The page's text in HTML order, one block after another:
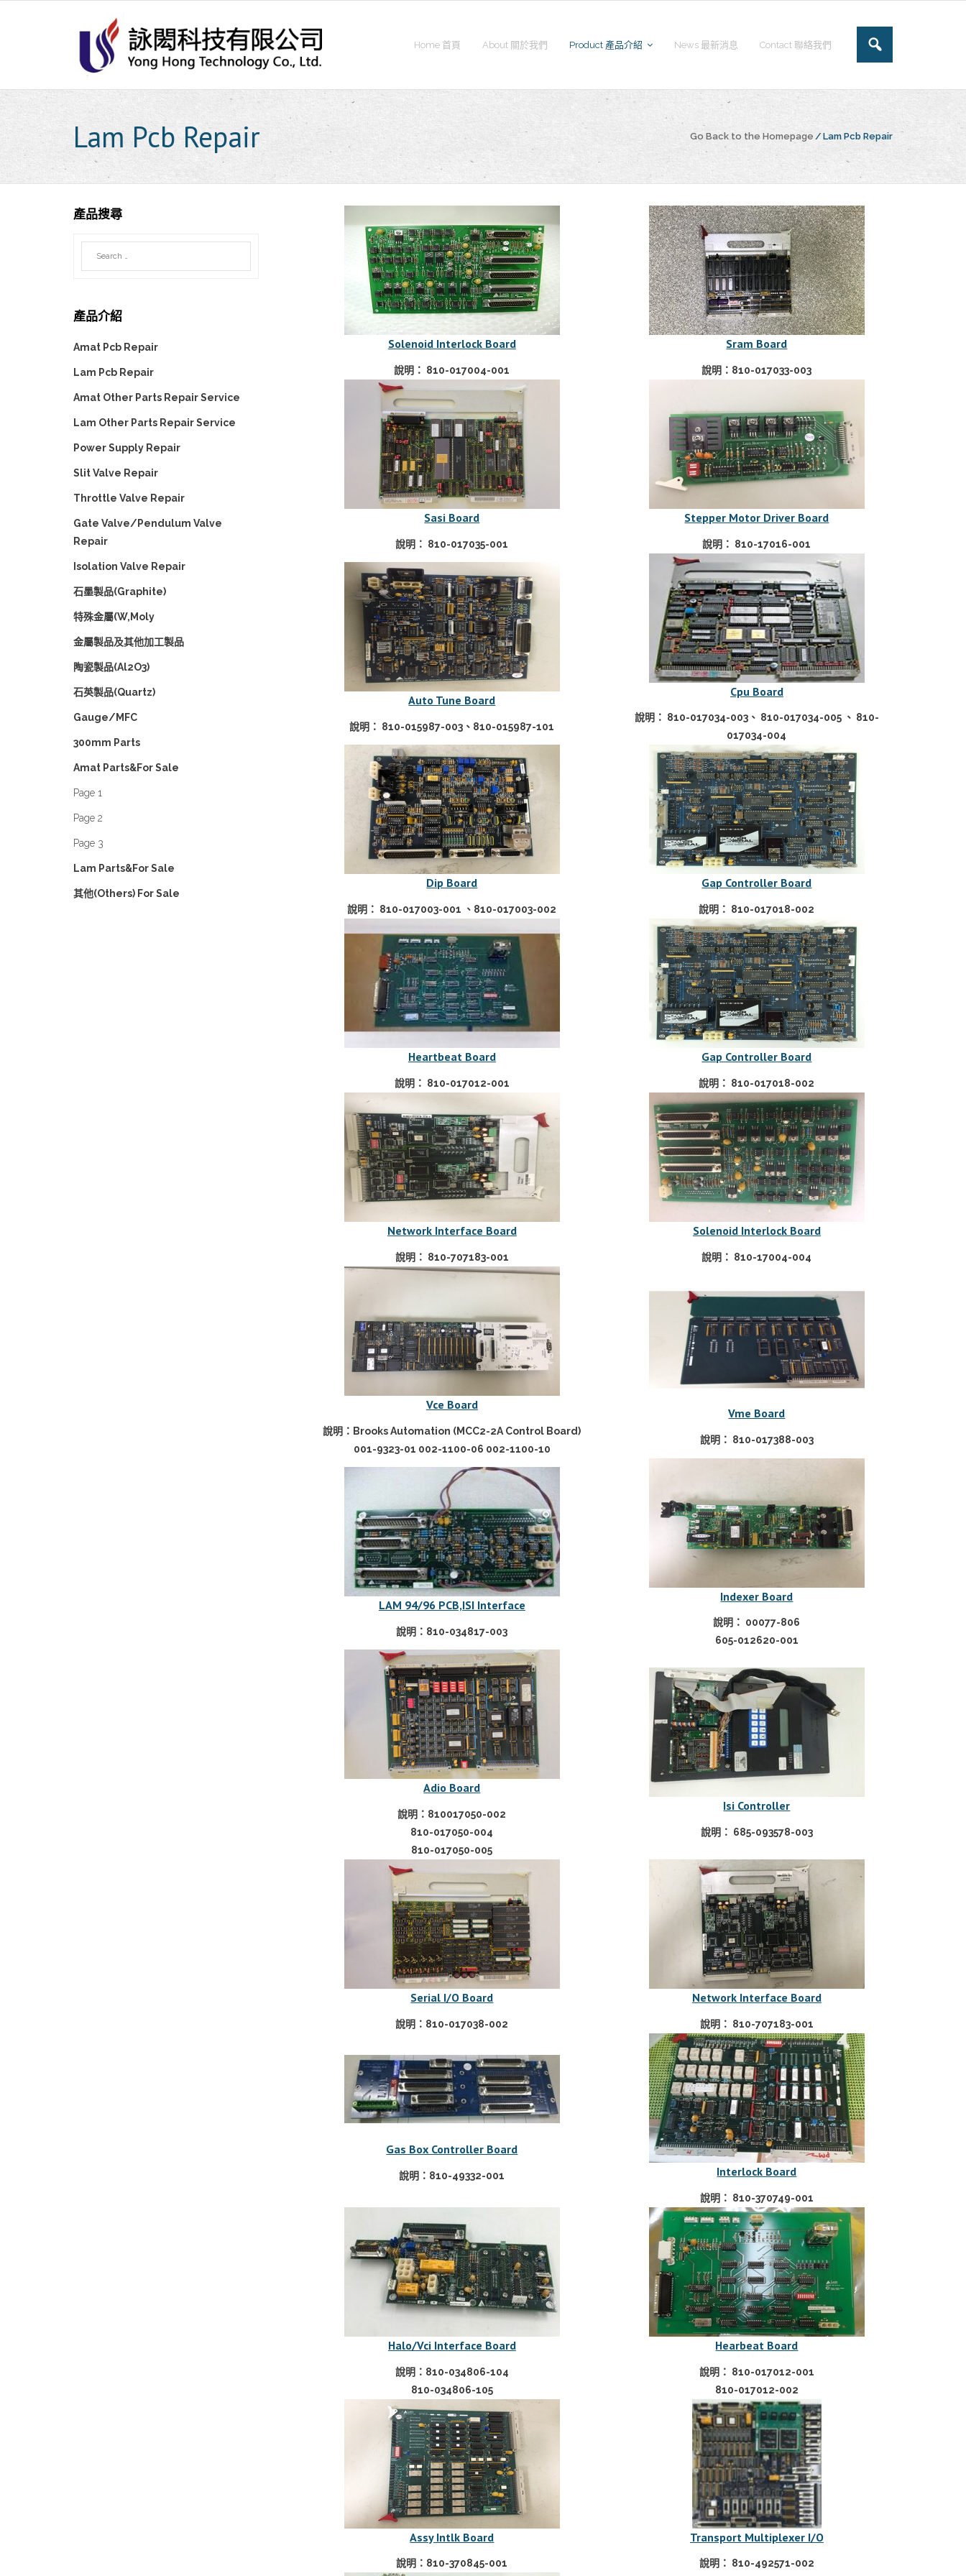
Home 首頁 About 關於我們 Product 產品介紹 News 最新消息 Contact 聯絡我們
Lam Pcb Repair Go Back to the Homepage / Lam Pcb Repair
Solenoid Interlock Board
說明： 810-017004-001
Sram Board
說明：810-017033-003
Sasi Board
說明： 810-017035-001
Stepper Motor Driver Board
說明： 810-17016-001
Auto Tune Board
說明： 810-015987-003、810-015987-101
Cpu Board
說明： 810-017034-003、 810-017034-005 、 810-
017034-004
Dip Board
說明： 810-017003-001 、810-017003-002
Gap Controller Board
說明： 810-017018-002
Heartbeat Board
說明： 810-017012-001
Gap Controller Board
說明： 810-017018-002
Network Interface Board
說明： 810-707183-001
Solenoid Interlock Board
說明： 810-17004-004
Vce Board
說明：Brooks Automation (MCC2-2A Control Board)
001-9323-01 002-1100-06 002-1100-10
Vme Board
說明： 810-017388-003
LAM 94/96 PCB,ISI Interface
說明：810-034817-003
Indexer Board
說明： 00077-806
605-012620-001
Adio Board
說明：810017050-002
810-017050-004
810-017050-005
Isi Controller
說明： 685-093578-003
Serial I/O Board
說明：810-017038-002
Network Interface Board
說明： 810-707183-001
Gas Box Controller Board
說明：810-49332-001 Interlock Board
說明： 810-370749-001
Halo/Vci Interface Board
說明：810-034806-104
810-034806-105
Hearbeat Board
說明： 810-017012-001
810-017012-002
Assy Intlk Board
說明：810-370845-001
Transport Multiplexer I/O
說明： 810-492571-002
產品搜尋
產品介紹
Amat Pcb Repair
Lam Pcb Repair
Amat Other Parts Repair Service
Lam Other Parts Repair Service
Power Supply Repair
Slit Valve Repair
Throttle Valve Repair
Gate Valve/Pendulum Valve
Repair
Isolation Valve Repair
石墨製品(Graphite)
特殊金屬(W,Moly
金屬製品及其他加工製品
陶瓷製品(Al2O3)
石英製品(Quartz)
Gauge/MFC
300mm Parts
Amat Parts&For Sale
Page 1
Page 2
Page 3
Lam Parts&For Sale
其他(Others) For Sale